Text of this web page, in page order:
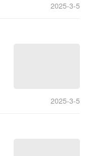
2025-3-5
2025-3-5